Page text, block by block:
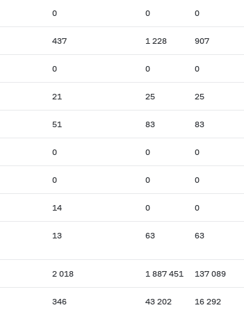
0 0 0
437 1 228 907
0 0 0
21 25 25
51 83 83
0 0 0
0 0 0
14 0 0
13 63 63
2 018 1 887 451 137 089
346 43 202 16 292